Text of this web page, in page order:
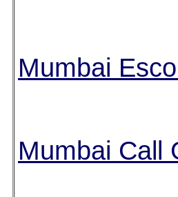
Mumbai
Mumbai Call